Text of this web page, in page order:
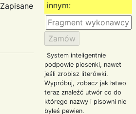
Zapisane
innym:
System inteligentnie
podpowie piosenki, nawet
jeśli zrobisz literówki.
Wypróbuj, zobacz jak łatwo
teraz znaleźć utwór co do
którego nazwy i pisowni nie
byłeś pewien.